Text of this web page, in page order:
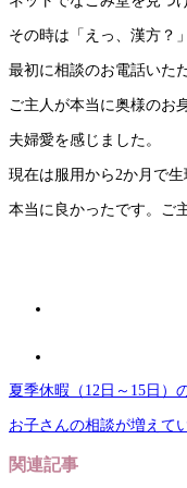
その時は「えっ、漢方？
最初に相談のお電話いた
ご主人が本当に奥様のお
夫婦愛を感じました。
現在は服用から2か月で
本当に良かったです。ご
夏季休暇（12日～15日）
お子さんの相談が増えて
関連記事